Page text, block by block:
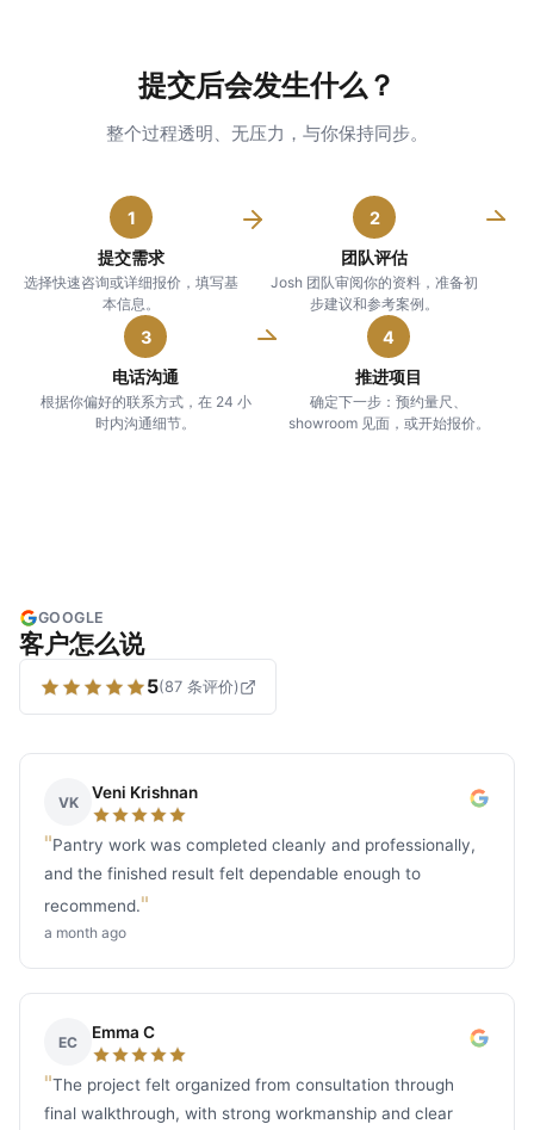
提交后会发生什么？
整个过程透明、无压力，与你保持同步。
1
提交需求
选择快速咨询或详细报价，填写基
本信息。
2
团队评估
Josh 团队审阅你的资料，准备初
步建议和参考案例。
3
电话沟通
根据你偏好的联系方式，在 24 小
时内沟通细节。
4
推进项目
确定下一步：预约量尺、
showroom 见面，或开始报价。
GOOGLE
客户怎么说
5(87 条评价)
VK
Veni Krishnan
"Pantry work was completed cleanly and professionally,
and the finished result felt dependable enough to
recommend."
a month ago
EC
Emma C
"The project felt organized from consultation through
final walkthrough, with strong workmanship and clear